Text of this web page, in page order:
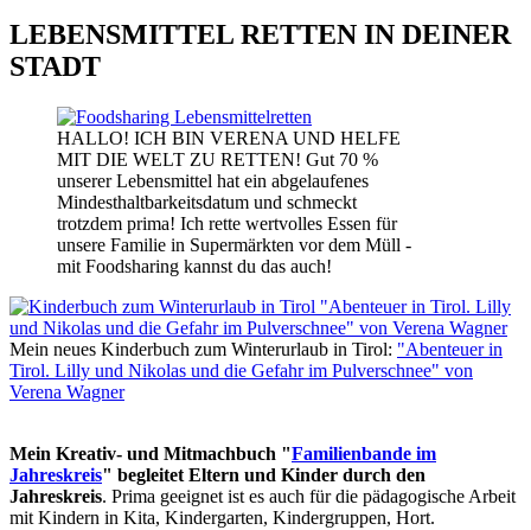
LEBENSMITTEL RETTEN IN DEINER
STADT
HALLO! ICH BIN VERENA UND HELFE
MIT DIE WELT ZU RETTEN! Gut 70 %
unserer Lebensmittel hat ein abgelaufenes
Mindesthaltbarkeitsdatum und schmeckt
trotzdem prima! Ich rette wertvolles Essen für
unsere Familie in Supermärkten vor dem Müll -
mit Foodsharing kannst du das auch!
Mein neues Kinderbuch zum Winterurlaub in Tirol: "Abenteuer in
Tirol. Lilly und Nikolas und die Gefahr im Pulverschnee" von
Verena Wagner
Mein Kreativ- und Mitmachbuch "Familienbande im
Jahreskreis" begleitet Eltern und Kinder durch den
Jahreskreis. Prima geeignet ist es auch für die pädagogische Arbeit
mit Kindern in Kita, Kindergarten, Kindergruppen, Hort.